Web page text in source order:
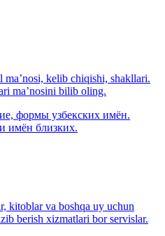
ma’nosi, kelib chiqishi, shakllari.
ma’nosini bilib oling.
формы узбекских имён.
имён близких.
kitoblar va boshqa uy uchun
berish xizmatlari bor servislar.